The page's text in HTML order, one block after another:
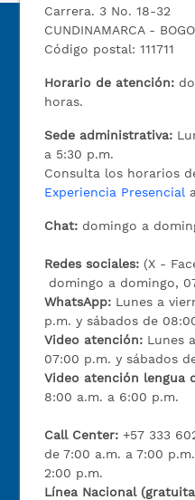
Carrera. 3 No. 18-32
CUNDINAMARCA -
Código postal: 111711
Horario de atención:
horas.
Sede administrativa:
a 5:30 p.m.
Consulta los horarios
Experiencia Presencial
Chat: domingo a
Redes sociales: (X -
domingo a domingo,
WhatsApp: Lunes a
p.m. y sábados de
Video atención: Lunes
07:00 p.m. y sábados
Video atención lengua
8:00 a.m. a 6:00 p.m.
Call Center:+57 333
de 7:00 a.m. a 7:00
2:00 p.m.
Línea Nacional